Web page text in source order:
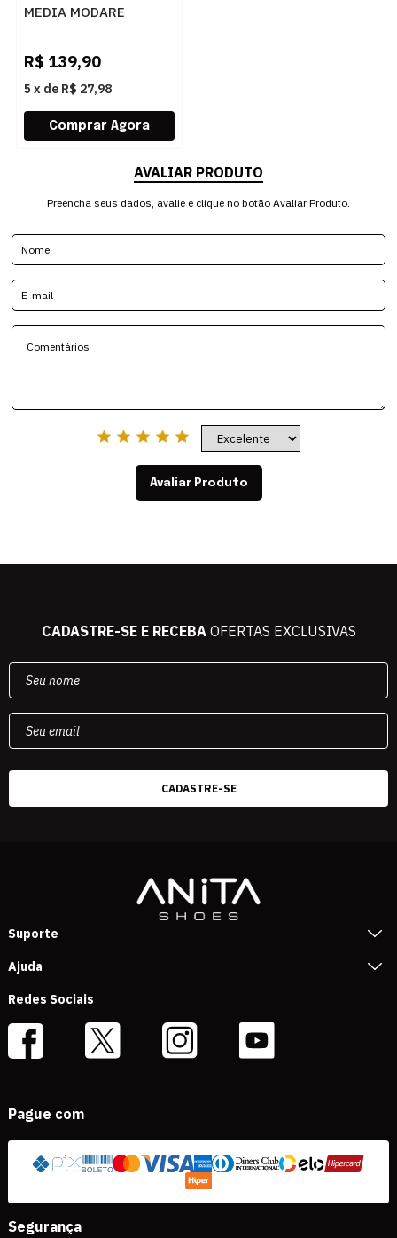
MEDIA MODARE
R$ 139,90
5 x de R$ 27,98
AVALIAR PRODUTO
Preencha seus dados, avalie e clique no botão Avaliar Produto.
Avaliar Produto
CADASTRE-SE E RECEBAOFERTAS EXCLUSIVAS
Suporte
Ajuda
Redes Sociais
Pague com
Segurança